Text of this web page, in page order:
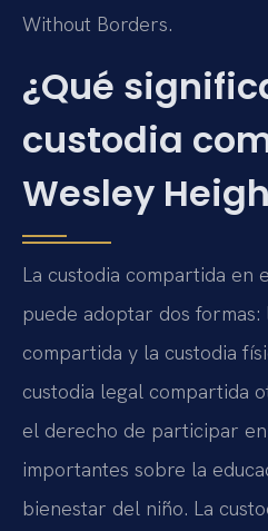
Without Borders.
¿Qué
custodia
Wesley
La custodia compartida en
puede adoptar dos
compartida y la custodia
custodia legal compartida
el derecho de participar
importantes sobre la
bienestar del niño. La